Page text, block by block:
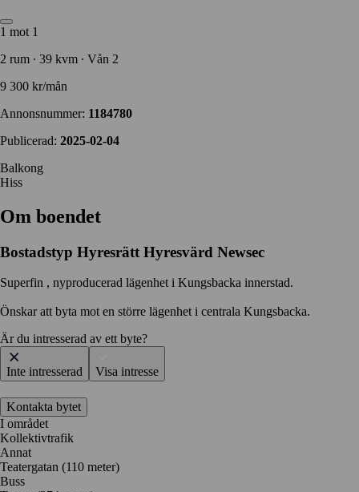
1 mot 1
2 rum ∙ 39 kvm ∙ Vån 2
9 300 kr/mån
Annonsnummer: 1184780
Publicerad: 2025-02-04
Balkong
Hiss
Om boendet
Bostadstyp Hyresrätt Hyresvärd Newsec
Superfin , nyproducerad lägenhet i Kungsbacka innerstad.
Önskar att byta mot en större lägenhet i centrala Kungsbacka.
Är du intresserad av ett byte?
Inte intresserad Visa intresse
Kontakta bytet
I området
Kollektivtrafik
Annat
Teatergatan (110 meter)
Buss